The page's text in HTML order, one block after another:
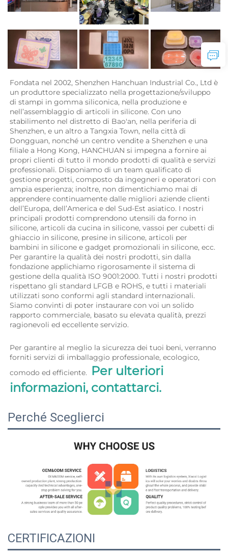
Fondata nel 2002, Shenzhen Hanchuan Industrial Co., Ltd è
un produttore specializzato nella progettazione/sviluppo
di stampi in gomma siliconica, nella produzione e
nell’assemblaggio di articoli in silicone. Con uno
stabilimento nel distretto di Bao'an, nella periferia di
Shenzhen, e un altro a Tangxia Town, nella città di
Dongguan, nonché un centro vendite a Shenzhen e una
filiale a Hong Kong, HANCHUAN si impegna a fornire ai
propri clienti di tutto il mondo prodotti di qualità e servizi
professionali. Disponiamo di un team qualificato di
gestione progetti, composto da ingegneri e operatori con
ampia esperienza; inoltre, non dimentichiamo mai di
apprendere continuamente dalle migliori aziende clienti
dell’Europa, dell’America e del Sud-Est asiatico. I nostri
principali prodotti comprendono utensili da forno in
silicone, articoli da cucina in silicone, vassoi per cubetti di
ghiaccio in silicone, presine in silicone, articoli per
bambini in silicone e gadget promozionali in silicone, ecc.
Per garantire la qualità dei nostri prodotti, sin dalla
fondazione applichiamo rigorosamente il sistema di
gestione della qualità ISO 9001:2000. Tutti i nostri prodotti
rispettano gli standard LFGB e ROHS, e tutti i materiali
utilizzati sono conformi agli standard internazionali.
Siamo convinti di poter instaurare con voi un solido
rapporto commerciale, basato su elevata qualità, prezzi
ragionevoli ed eccellente servizio.
Per garantire al meglio la sicurezza dei tuoi beni, verranno
forniti servizi di imballaggio professionale, ecologico,
comodo ed efficiente.
Per ulteriori
informazioni, contattarci.
Perché Sceglierci
CERTIFICAZIONI